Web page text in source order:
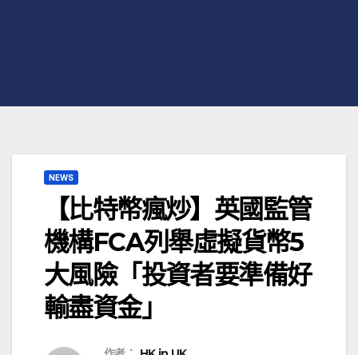
NEWS
【比特幣瘋炒】英國監管
機構FCA列舉虛擬貨幣5
大風險「投資者要準備好
輸盡資金」